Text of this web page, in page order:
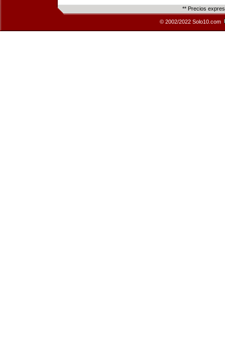
** Precios
© 2002/2022 Solo10.com